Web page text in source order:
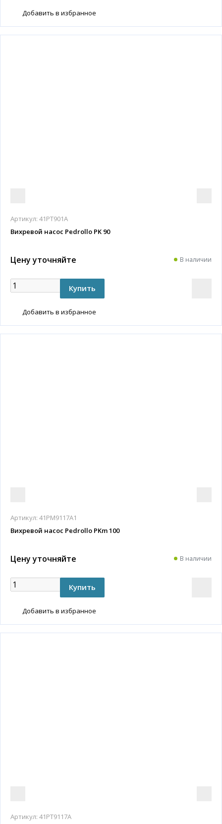
Добавить в избранное
Артикул: 41PT901A
Вихревой насос Pedrollo PK 90
Цену уточняйте В наличии
Добавить в избранное
Артикул: 41PM9117A1
Вихревой насос Pedrollo PKm 100
Цену уточняйте В наличии
Добавить в избранное
Артикул: 41PT9117A